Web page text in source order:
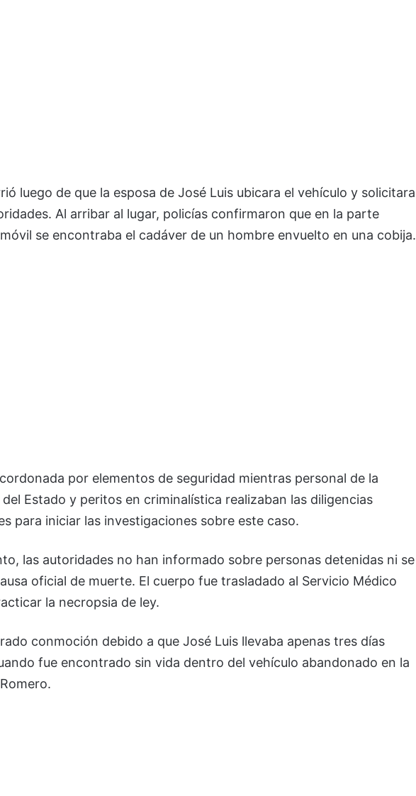
luego de que la esposa de José Luis ubicara el vehículo y solicitara
Al arribar al lugar, policías confirmaron que en la parte
se encontraba el cadáver de un hombre envuelto en una cobija.
por elementos de seguridad mientras personal de la
del Estado y peritos en criminalística realizaban las diligencias
para iniciar las investigaciones sobre este caso.
las autoridades no han informado sobre personas detenidas ni se
oficial de muerte. El cuerpo fue trasladado al Servicio Médico
la necropsia de ley.
conmoción debido a que José Luis llevaba apenas tres días
fue encontrado sin vida dentro del vehículo abandonado en la